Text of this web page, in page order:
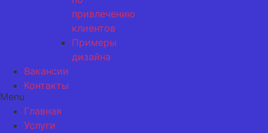
привлечению
клиентов
Примеры
дизайна
Вакансии
Контакты
Menu
Главная
Услуги